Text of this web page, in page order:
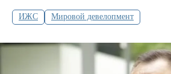
ИЖС Мировой девелопмент